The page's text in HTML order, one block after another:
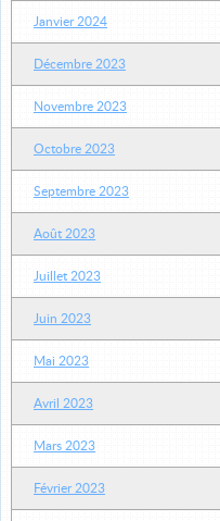
Janvier 2024
Décembre 2023
Novembre 2023
Octobre 2023
Septembre 2023
Août 2023
Juillet 2023
Juin 2023
Mai 2023
Avril 2023
Mars 2023
Février 2023